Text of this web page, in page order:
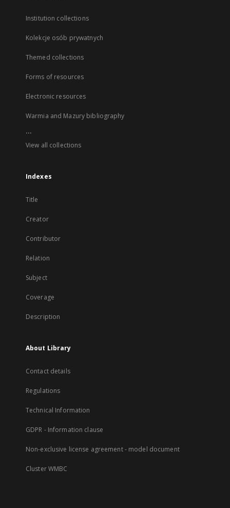
Institution collections
Kolekcje osób prywatnych
Themed collections
Forms of resources
Electronic resources
Warmia and Mazury bibliography
...
View all collections
Indexes
Title
Creator
Contributor
Relation
Subject
Coverage
Description
About Library
Contact details
Regulations
Technical Information
GDPR - Information clause
Non-exclusive license agreement - model document
Cluster WMBC